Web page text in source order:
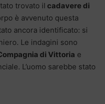
trovato il cadavere di
è avvenuto questa
ancora identificato: si
Le indagini sono
di Vittoria e
L’uomo sarebbe stato